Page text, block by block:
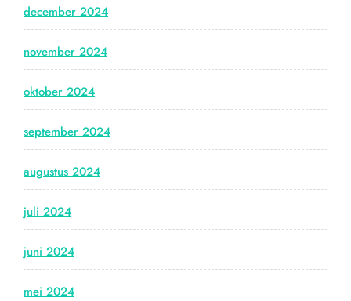
december 2024
november 2024
oktober 2024
september 2024
augustus 2024
juli 2024
juni 2024
mei 2024